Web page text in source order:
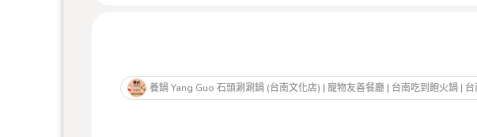
養鍋 Yang Guo 石頭涮涮鍋 (台南文化店) | 寵物友善餐廳 | 台南吃到飽火鍋 |